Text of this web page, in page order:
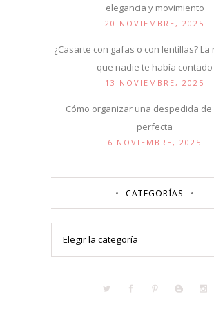
elegancia y movimiento
20 NOVIEMBRE, 2025
¿Casarte con gafas o con lentillas?
que nadie te había contado
13 NOVIEMBRE, 2025
Cómo organizar una despedida
perfecta
6 NOVIEMBRE, 2025
CATEGORÍAS